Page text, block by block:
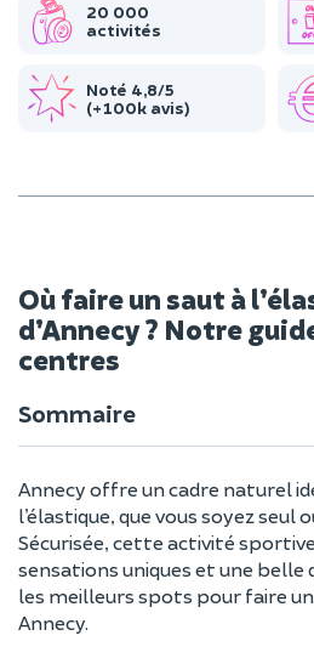
20 000
activités
Noté 4,8/5
(+100k avis)
Où faire un saut à
d’Annecy ? Notre
centres
Sommaire
Annecy offre un cadre naturel
l’élastique, que vous soyez seul
Sécurisée, cette activité
sensations uniques et une belle
les meilleurs spots pour faire un
Annecy.